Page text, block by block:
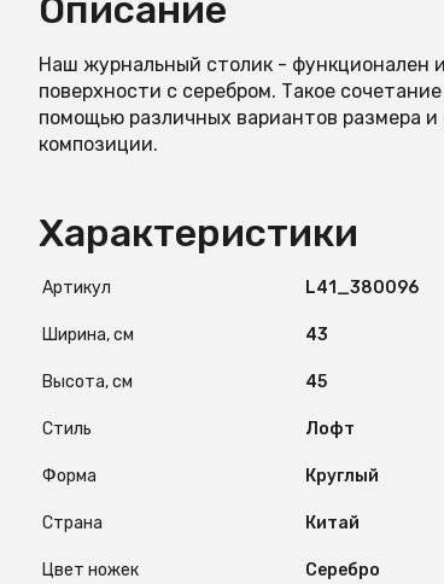
Описание
Наш журнальный столик - функционален
поверхности с серебром. Такое
помощью различных вариантов размера
композиции.
Характеристики
Артикул L41_380096
Ширина, см 43
Высота, см 45
Стиль Лофт
Форма Круглый
Страна Китай
Цвет ножек Серебро